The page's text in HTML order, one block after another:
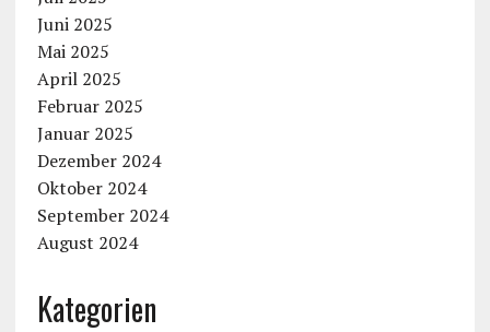
Juni 2025
Mai 2025
April 2025
Februar 2025
Januar 2025
Dezember 2024
Oktober 2024
September 2024
August 2024
Kategorien